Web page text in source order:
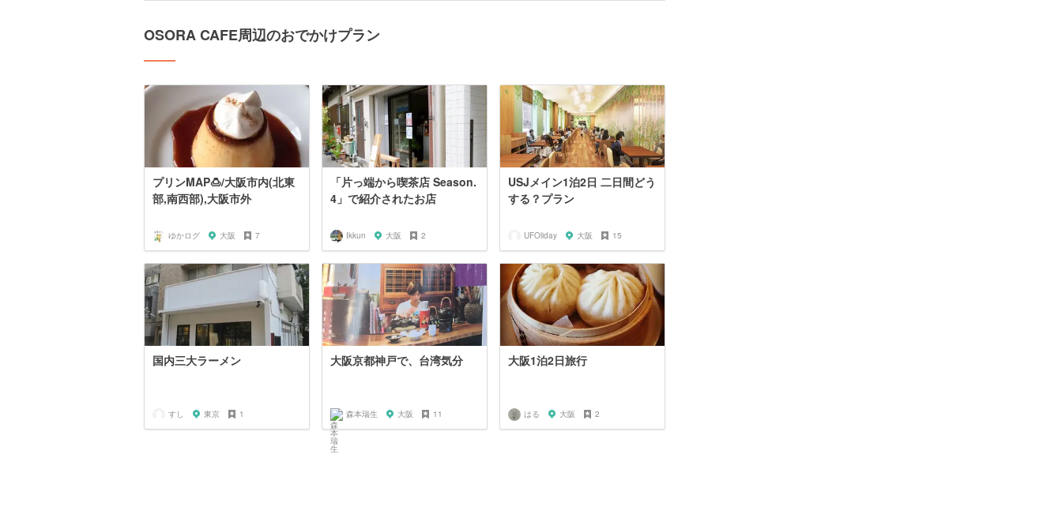
OSORA CAFE周辺のおでかけプラン
プリンMAP🍮/大阪市内(北東
部,南西部),大阪市外
ゆかログ 大阪 7
「片っ端から喫茶店 Season.
4」で紹介されたお店
Ikkun 大阪 2
USJメイン1泊2日 二日間どう
する？プラン
UFOliday 大阪 15
国内三大ラーメン
すし 東京 1
大阪京都神戸で、台湾気分
森本瑞生 大阪 11
大阪1泊2日旅行
はる 大阪 2